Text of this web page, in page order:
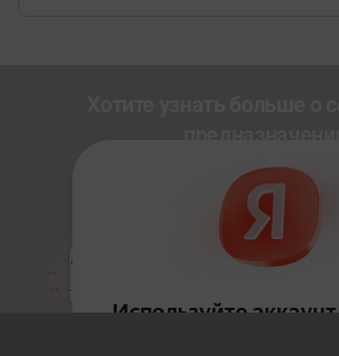
Познакомьтесь с другими
по промокоду